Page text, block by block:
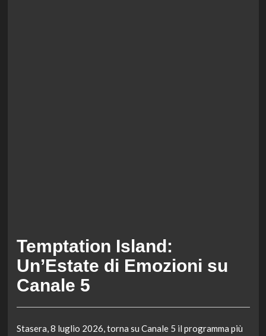
Temptation Island:
Un’Estate di Emozioni su
Canale 5
Stasera, 8 luglio 2026, torna su Canale 5 il programma più